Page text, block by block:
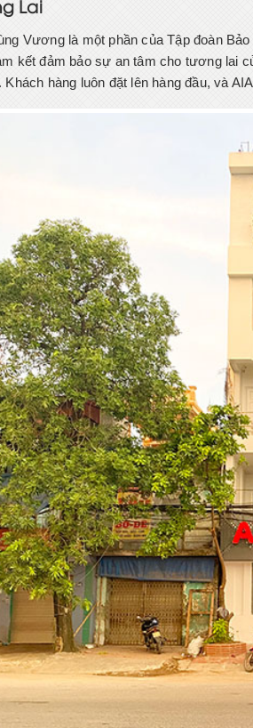
Lai
Vương là một phần của Tập đoàn
kết đảm bảo sự an tâm cho tương lai
Khách hàng luôn đặt lên hàng đầu, và